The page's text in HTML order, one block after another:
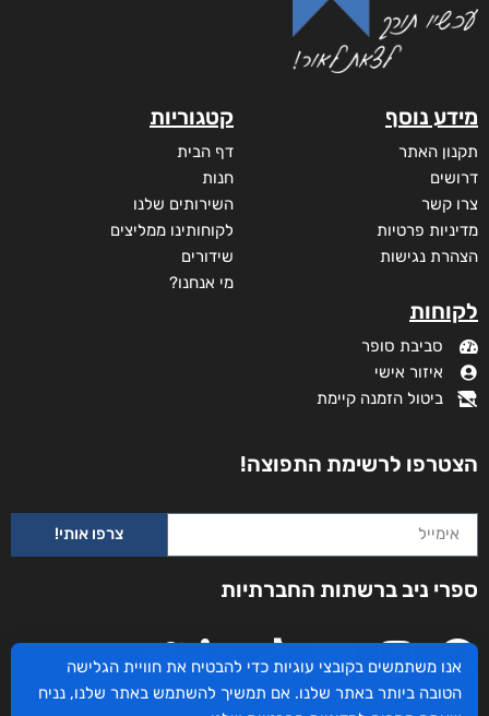
מידע נוסף
תקנון האתר
דרושים
צרו קשר
מדיניות פרטיות
הצהרת נגישות
לקוחות
סביבת סופר
איזור אישי
ביטול הזמנה קיימת
קטגוריות
דף הבית
חנות
השירותים שלנו
לקוחותינו ממליצים
שידורים
מי אנחנו?
הצטרפו לרשימת התפוצה!
צרפו אותי!
ספרי ניב ברשתות החברתיות
אנו משתמשים בקובצי עוגיות כדי להבטיח את חוויית הגלישה
הטובה ביותר באתר שלנו. אם תמשיך להשתמש באתר שלנו, נניח